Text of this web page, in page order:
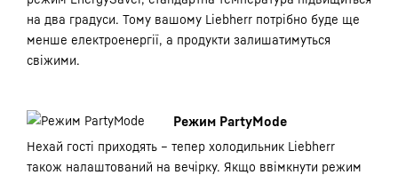
на два градуси. Тому вашому Liebherr потрібно буде ще
менше електроенергії, а продукти залишатимуться
свіжими.
Режим PartyMode
Нехай гості приходять – тепер холодильник Liebherr
також налаштований на вечірку. Якщо ввімкнути режим